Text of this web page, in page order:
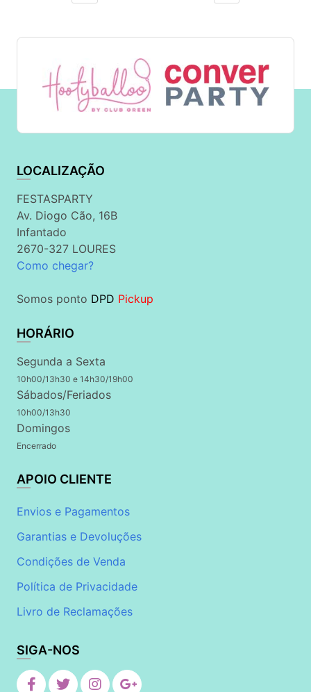
LOCALIZAÇÃO
FESTASPARTY
Av. Diogo Cão, 16B
Infantado
2670-327 LOURES
Como chegar?
Somos ponto DPD Pickup
HORÁRIO
Segunda a Sexta
10h00/13h30 e 14h30/19h00
Sábados/Feriados
10h00/13h30
Domingos
Encerrado
APOIO CLIENTE
Envios e Pagamentos
Garantias e Devoluções
Condições de Venda
Política de Privacidade
Livro de Reclamações
SIGA-NOS